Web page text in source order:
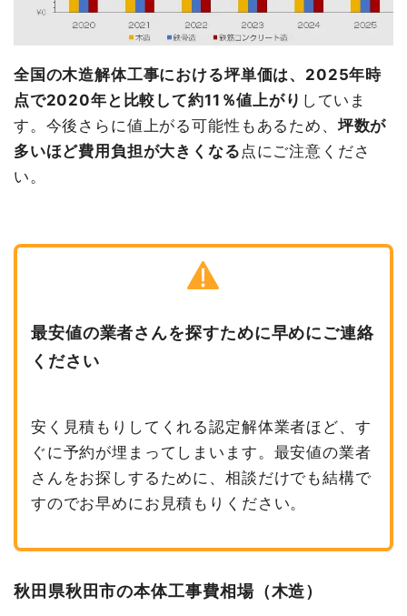
全国の木造解体工事における坪単価は、2025年時
点で2020年と比較して約11％値上がり していま
す。今後さらに値上がる可能性もあるため、 坪数が
多いほど費用負担が大きくなる 点にご注意くださ
い。
最安値の業者さんを探すために早めにご連絡
ください
安く見積もりしてくれる認定解体業者ほど、す
ぐに予約が埋まってしまいます。最安値の業者
さんをお探しするために、相談だけでも結構で
すのでお早めにお見積もりください。
秋田県秋田市の本体工事費相場（木造）